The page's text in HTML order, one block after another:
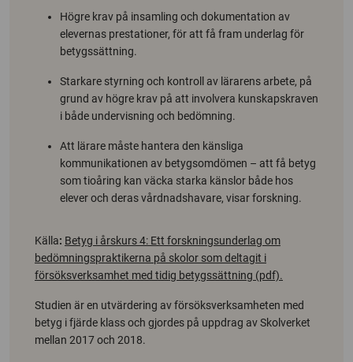
Högre krav på insamling och dokumentation av
elevernas prestationer, för att få fram underlag för
betygssättning.
Starkare styrning och kontroll av lärarens arbete, på
grund av högre krav på att involvera kunskapskraven
i både undervisning och bedömning.
Att lärare måste hantera den känsliga
kommunikationen av betygsomdömen – att få betyg
som tioåring kan väcka starka känslor både hos
elever och deras vårdnadshavare, visar forskning.
Källa: Betyg i årskurs 4: Ett forskningsunderlag om
bedömningspraktikerna på skolor som deltagit i
försöksverksamhet med tidig betygssättning (pdf).
Studien är en utvärdering av försöksverksamheten med
betyg i fjärde klass och gjordes på uppdrag av Skolverket
mellan 2017 och 2018.